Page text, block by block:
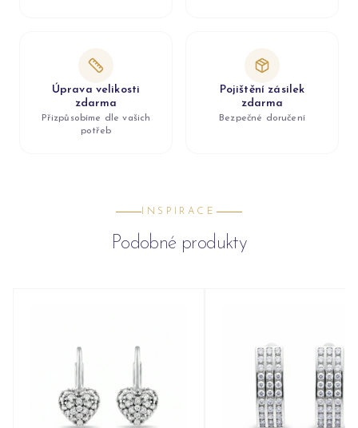
Úprava velikosti
zdarma
Přizpůsobíme dle vašich
potřeb
Pojištění zásilek
zdarma
Bezpečné doručení
INSPIRACE
Podobné produkty